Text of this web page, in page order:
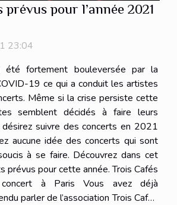
pour l’année 2021
23:04
été fortement bouleversée par la
19 ce qui a conduit les artistes
Même si la crise persiste cette
semblent décidés à faire leurs
suivre des concerts en 2021
aucune idée des concerts qui sont
à se faire. Découvrez dans cet
prévus pour cette année. Trois Cafés
concert à Paris Vous avez déjà
parler de l’association Trois Cafés